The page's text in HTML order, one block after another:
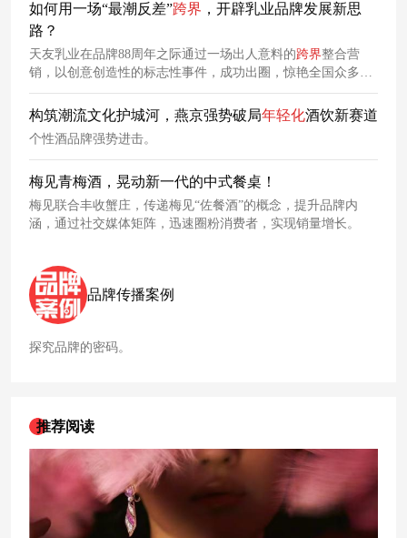
​如何用一场“最潮反差”跨界 ，开辟乳业品牌发展新思
路？
天友乳业在品牌88周年之际通过一场出人意料的跨界整合营
销，以创意创造性的标志性事件，成功出圈，惊艳全国众多新
“轻”年，推动品牌实现年轻化。
构筑潮流文化护城河，燕京强势破局年轻化酒饮新赛道
个性酒品牌强势进击。
梅见青梅酒，晃动新一代的中式餐桌！
梅见联合丰收蟹庄，传递梅见“佐餐酒”的概念，提升品牌内
涵，通过社交媒体矩阵，迅速圈粉消费者，实现销量增长。
品牌传播案例
探究品牌的密码。
推荐阅读